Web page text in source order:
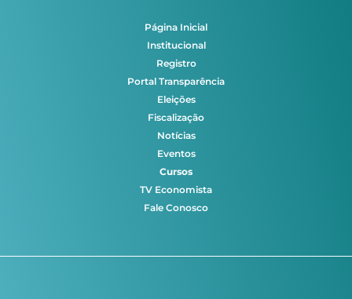
Página Inicial
Institucional
Registro
Portal Transparência
Eleições
Fiscalização
Notícias
Eventos
Cursos
TV Economista
Fale Conosco